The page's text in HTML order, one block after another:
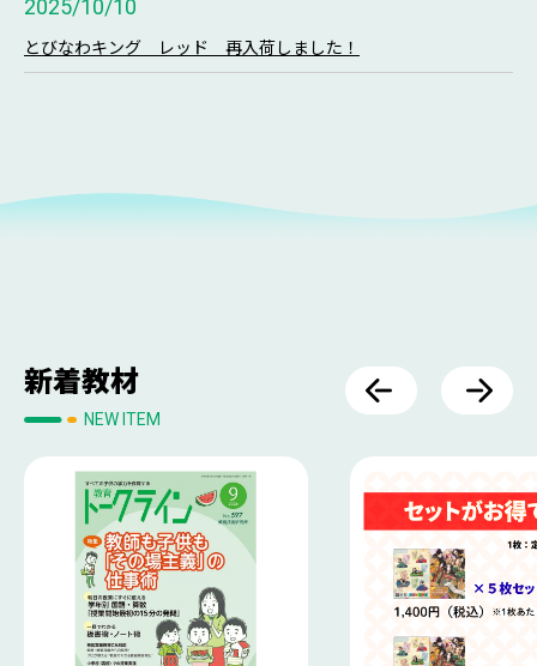
2025/10/10
とびなわキング レッド 再入荷しました！
新着教材
NEW ITEM